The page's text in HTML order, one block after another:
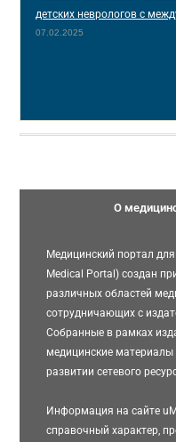
детских неврологов с
07.02.2025
О
Медицинский портал
Medical Portal) создан
различных областей
сотрудничающих с
Собранные в рамках
медицинские материалы
развитии сетевого
Информация на сайте
справочный характер,